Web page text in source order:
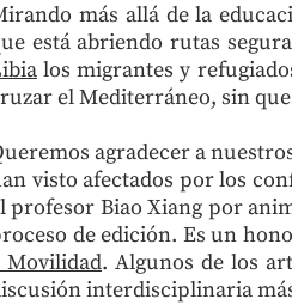
más allá de la
está abriendo rutas
los migrantes y
el Mediterráneo, sin
agradecer a
visto afectados por los
profesor Biao Xiang por
de edición. Es un
Movilidad. Algunos de los
interdisciplinaria